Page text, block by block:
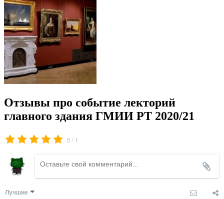
Отзывы про событие лекторий
главного здания ГМИИ РТ 2020/21
5 / 1
Лучшие